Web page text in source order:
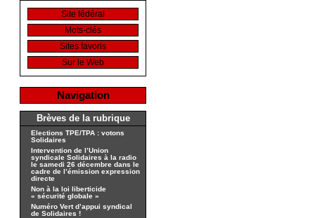
Site fédéral
Mots-clés
Sites favoris
Sur le Web
Navigation
Brèves de la rubrique
Elections TPE/TPA : votons
Solidaires
Intervention de l’Union
syndicale Solidaires à la radio
le samedi 26 décembre dans le
cadre de l’émission expression
directe
Non à la loi liberticide
« sécurité globale »
Numéro Vert d’appui syndical
de Solidaires !